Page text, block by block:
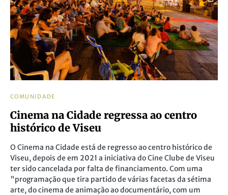
COMUNIDADE
Cinema na Cidade regressa ao centro
histórico de Viseu
O Cinema na Cidade está de regresso ao centro histórico de
Viseu, depois de em 2021 a iniciativa do Cine Clube de Viseu
ter sido cancelada por falta de financiamento. Com uma
"programação que tira partido de várias facetas da sétima
arte, do cinema de animação ao documentário, com um